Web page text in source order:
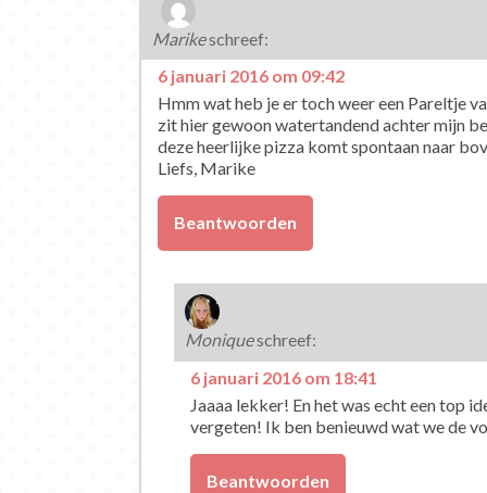
Marikeschreef:
6 januari 2016 om 09:42
Hmm wat heb je er toch weer een Pareltje
zit hier gewoon watertandend achter mijn
deze heerlijke pizza komt spontaan naar
Liefs, Marike
Beantwoorden
Moniqueschreef:
6 januari 2016 om 18:41
Jaaaa lekker! En het was echt een top
vergeten! Ik ben benieuwd wat we de
Beantwoorden